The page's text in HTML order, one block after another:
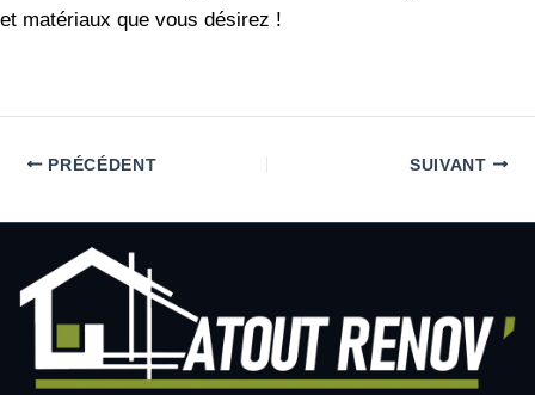
et matériaux que vous désirez !
PRÉCÉDENT SUIVANT